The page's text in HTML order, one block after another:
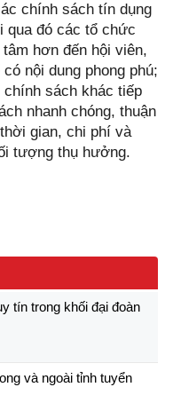
chính sách tín dụng
qua đó các tổ chức
hơn đến hội viên,
nội dung phong phú;
sách khác tiếp
nhanh chóng, thuận
gian, chi phí và
tượng thụ hưởng.
tín trong khối đại đoàn
và ngoài tỉnh tuyển